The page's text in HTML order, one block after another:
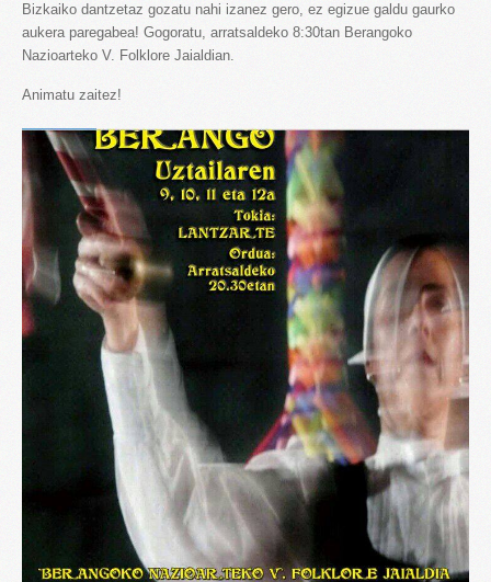
Bizkaiko dantzetaz gozatu nahi izanez gero, ez egizue galdu gaurko
aukera paregabea! Gogoratu, arratsaldeko 8:30tan Berangoko
Nazioarteko V. Folklore Jaialdian.
Animatu zaitez!